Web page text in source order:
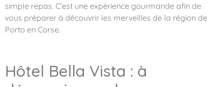
simple repas. C’est une expérience gourmande afin de
vous préparer à découvrir les merveilles de la région de
Porto en Corse.
Hôtel Bella Vista : à